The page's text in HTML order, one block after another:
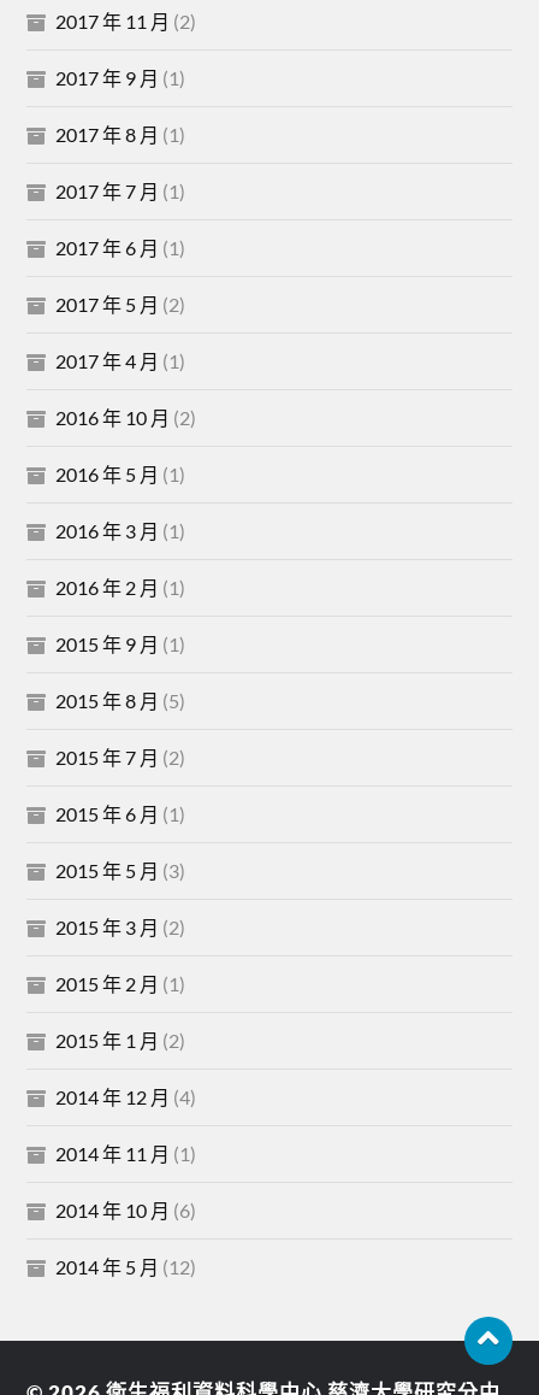
2017 年 11 月 (2)
2017 年 9 月 (1)
2017 年 8 月 (1)
2017 年 7 月 (1)
2017 年 6 月 (1)
2017 年 5 月 (2)
2017 年 4 月 (1)
2016 年 10 月 (2)
2016 年 5 月 (1)
2016 年 3 月 (1)
2016 年 2 月 (1)
2015 年 9 月 (1)
2015 年 8 月 (5)
2015 年 7 月 (2)
2015 年 6 月 (1)
2015 年 5 月 (3)
2015 年 3 月 (2)
2015 年 2 月 (1)
2015 年 1 月 (2)
2014 年 12 月 (4)
2014 年 11 月 (1)
2014 年 10 月 (6)
2014 年 5 月 (12)